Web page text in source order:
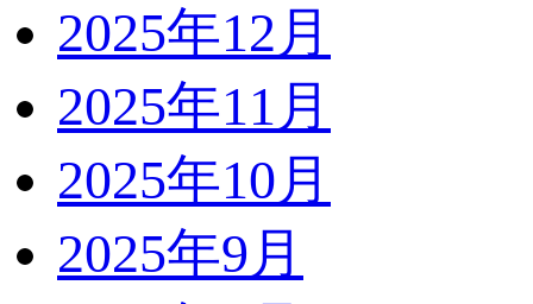
2025年12月
2025年11月
2025年10月
2025年9月